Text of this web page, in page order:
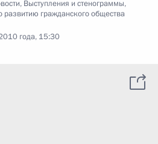
, Выступления и стенограммы,
развитию гражданского общества
года, 15:30